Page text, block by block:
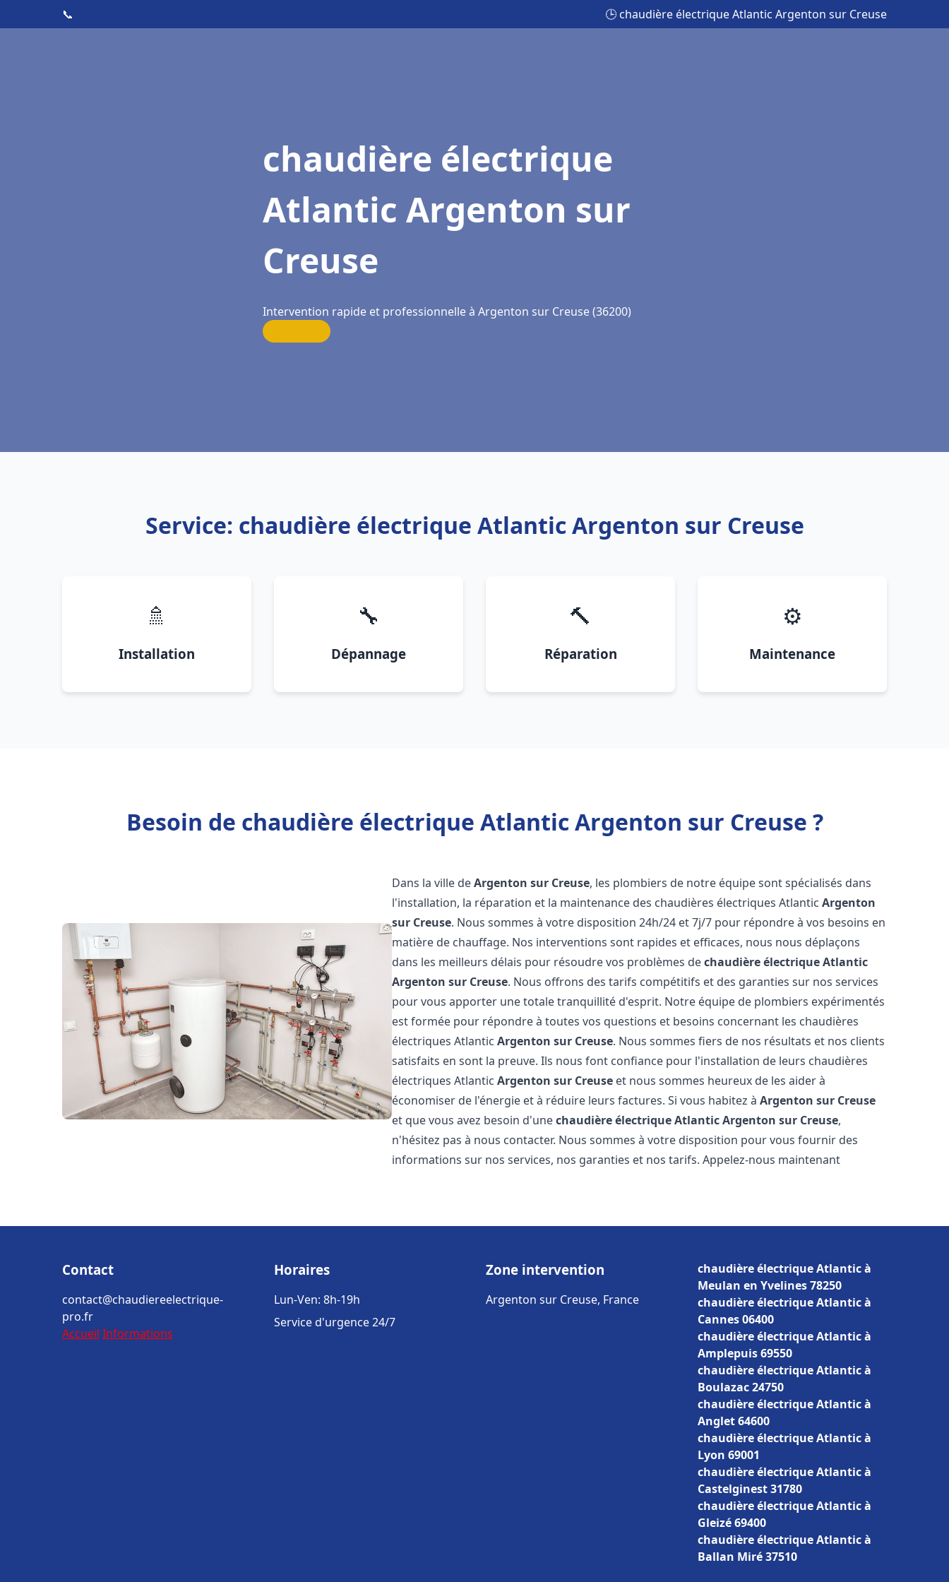
📞 🕒 chaudière électrique Atlantic Argenton sur Creuse
chaudière électrique
Atlantic Argenton sur
Creuse
Intervention rapide et professionnelle à Argenton sur Creuse (36200)
Service: chaudière électrique Atlantic Argenton sur Creuse
🚿
Installation
🔧
Dépannage
🔨
Réparation
⚙️
Maintenance
Besoin de chaudière électrique Atlantic Argenton sur Creuse ?
Dans la ville deArgenton sur Creuse, les plombiers de notre équipe sont spécialisés dans
l'installation, la réparation et la maintenance des chaudières électriques AtlanticArgenton
sur Creuse. Nous sommes à votre disposition 24h/24 et 7j/7 pour répondre à vos besoins en
matière de chauffage. Nos interventions sont rapides et efficaces, nous nous déplaçons
dans les meilleurs délais pour résoudre vos problèmes dechaudière électrique Atlantic
Argenton sur Creuse. Nous offrons des tarifs compétitifs et des garanties sur nos services
pour vous apporter une totale tranquillité d'esprit. Notre équipe de plombiers expérimentés
est formée pour répondre à toutes vos questions et besoins concernant les chaudières
électriques AtlanticArgenton sur Creuse. Nous sommes fiers de nos résultats et nos clients
satisfaits en sont la preuve. Ils nous font confiance pour l'installation de leurs chaudières
électriques AtlanticArgenton sur Creuse et nous sommes heureux de les aider à
économiser de l'énergie et à réduire leurs factures. Si vous habitez àArgenton sur Creuse
et que vous avez besoin d'unechaudière électrique AtlanticArgenton sur Creuse,
n'hésitez pas à nous contacter. Nous sommes à votre disposition pour vous fournir des
informations sur nos services, nos garanties et nos tarifs. Appelez-nous maintenant
Contact
contact@chaudiereelectrique-
pro.fr
Accueil Informations
Horaires
Lun-Ven: 8h-19h
Service d'urgence 24/7
Zone intervention
Argenton sur Creuse, France
chaudière électrique Atlantic à
Meulan en Yvelines 78250
chaudière électrique Atlantic à
Cannes 06400
chaudière électrique Atlantic à
Amplepuis 69550
chaudière électrique Atlantic à
Boulazac 24750
chaudière électrique Atlantic à
Anglet 64600
chaudière électrique Atlantic à
Lyon 69001
chaudière électrique Atlantic à
Castelginest 31780
chaudière électrique Atlantic à
Gleizé 69400
chaudière électrique Atlantic à
Ballan Miré 37510